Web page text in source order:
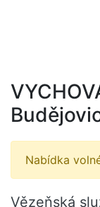
Nabídka
Vězeňská